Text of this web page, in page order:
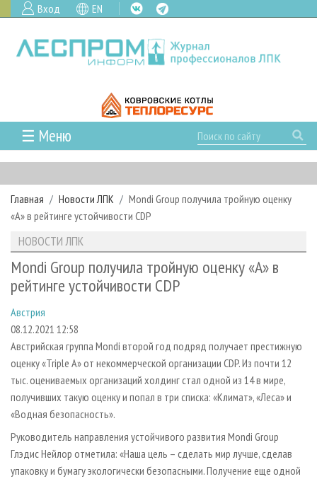
Вход EN
☰ Меню
ГЛАВНАЯ
РУБРИКИ И ТЕМЫ
РУБРИКИ ЖУРНАЛА
ЛЕСОЗАГОТОВКА
ЛЕСОПИЛЕНИЕ
СУШКА ДРЕВЕСИНЫ
ПРОИЗВОДСТВО ДРЕВЕСНЫХ ПЛИТ
ДЕРЕВЯННОЕ ДОМОСТРОЕНИЕ
ПРОИЗВОДСТВО МЕБЕЛИ
БИОЭНЕРГЕТИКА
ЦБП
ИНСТРУМЕНТ И МАТЕРИАЛЫ
НОВОСТИ
НОВОСТИ ЛПК
НОВОСТИ ЖУРНАЛА
ПРОЕКТЫ ЛПИ
АНАЛИТИКА
ПРЕДПРИЯТИЯ ЛПК
ПЕРСОНЫ
МОБИЛЬНЫЕ ВЫСТАВКИ
ОФИЦИАЛЬНЫЕ ДЕЛЕГАЦИИ
ПРИОРИТЕТНЫЕ ИНВЕСТПРОЕКТЫ
RUSSIAN FORESTRY REVIEW
ГАЗЕТА ЛЕСПРОМФОРУМ
БИБЛИОТЕКА СПЕЦИАЛИСТА
АРХИВ
АРХИВ ЖУРНАЛОВ
О ЖУРНАЛЕ
КОНТАКТЫ
РЕКЛАМОДАТЕЛЯМ
РЕКЛАМА
РЕКЛАМА НА САЙТЕ
Главная Новости ЛПК
Mondi Group получила тройную оценку
«A» в рейтинге устойчивости CDP
НОВОСТИ ЛПК
Mondi Group получила тройную оценку «A» в
рейтинге устойчивости CDP
Австрия
08.12.2021 12:58
Австрийская группа Mondi второй год подряд получает престижную
оценку «Triple A» от некоммерческой организации CDP. Из почти 12
тыс. оцениваемых организаций холдинг стал одной из 14 в мире,
получивших такую оценку и попал в три списка: «Климат», «Леса» и
«Водная безопасность».
Руководитель направления устойчивого развития Mondi Group
Глэдис Нейлор отметила: «Наша цель – сделать мир лучше, сделав
упаковку и бумагу экологически безопасными. Получение еще одной